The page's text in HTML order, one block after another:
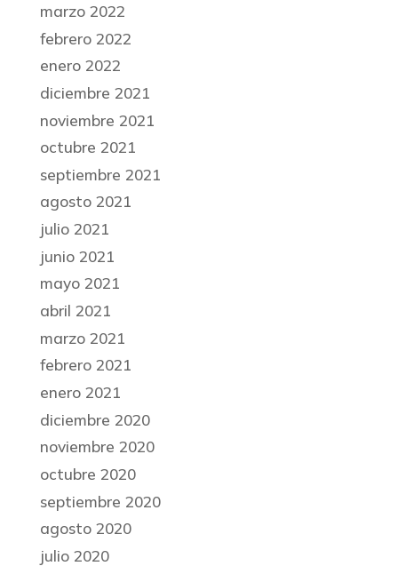
marzo 2022
febrero 2022
enero 2022
diciembre 2021
noviembre 2021
octubre 2021
septiembre 2021
agosto 2021
julio 2021
junio 2021
mayo 2021
abril 2021
marzo 2021
febrero 2021
enero 2021
diciembre 2020
noviembre 2020
octubre 2020
septiembre 2020
agosto 2020
julio 2020